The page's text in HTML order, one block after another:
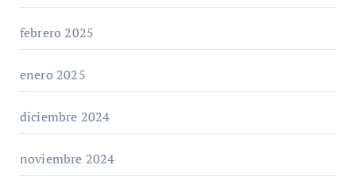
febrero 2025
enero 2025
diciembre 2024
noviembre 2024